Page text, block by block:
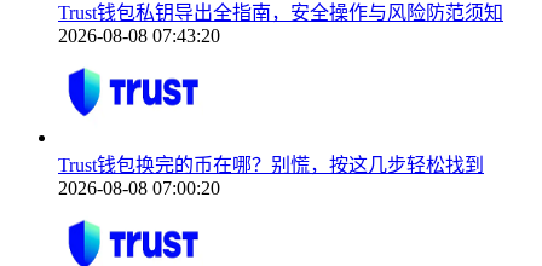
Trust钱包私钥导出全指南，安全操作与风险防范须知
2026-08-08 07:43:20
Trust钱包换完的币在哪？别慌，按这几步轻松找到
2026-08-08 07:00:20